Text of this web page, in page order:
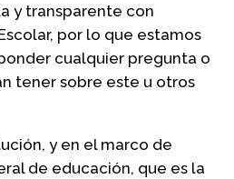
y transparente con
por lo que estamos
cualquier pregunta o
tener sobre este u otros
y en el marco de
de educación, que es la